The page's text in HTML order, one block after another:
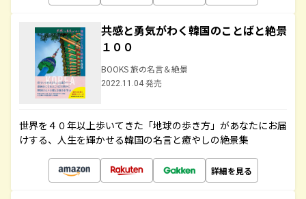
共感と勇気がわく韓国のことばと絶景
１００
BOOKS 旅の名言＆絶景
2022.11.04 発売
世界を４０年以上歩いてきた「地球の歩き方」があなたにお届
けする、人生を輝かせる韓国の名言と癒やしの絶景集
詳細を見る